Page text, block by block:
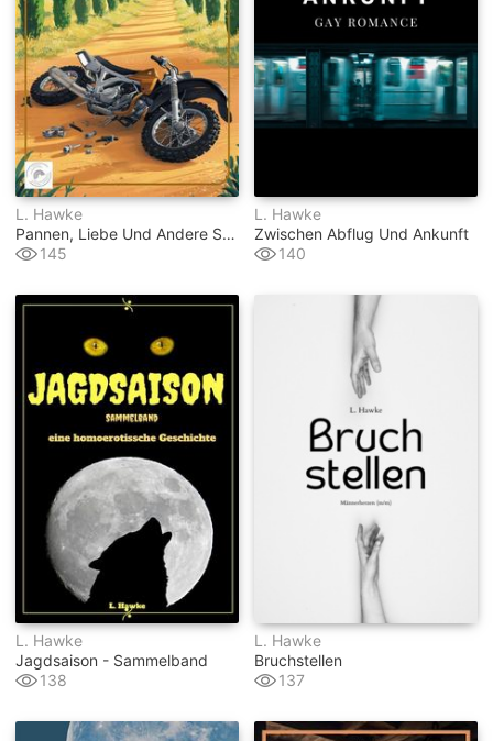
L. Hawke
Pannen, Liebe Und Andere Schwierigkeiten
145
L. Hawke
Zwischen Abflug Und Ankunft
140
L. Hawke
Jagdsaison - Sammelband
138
L. Hawke
Bruchstellen
137